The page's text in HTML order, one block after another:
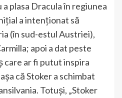
a plasa Dracula în regiunea
a intenționat să
(în sud-estul Austriei),
apoi a dat peste
care ar fi putut inspira
că Stoker a schimbat
Totuși, „Stoker